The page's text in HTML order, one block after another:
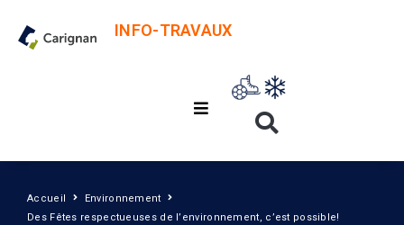
INFO-TRAVAUX
Accueil
Environnement
Des Fêtes respectueuses de l’environnement, c’est possible!